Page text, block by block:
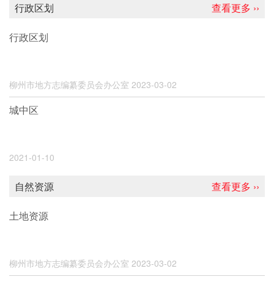
查看更多 ››
行政区划
行政区划
柳州市地方志编纂委员会办公室 2023-03-02
城中区
2021-01-10
查看更多 ››
自然资源
土地资源
柳州市地方志编纂委员会办公室 2023-03-02